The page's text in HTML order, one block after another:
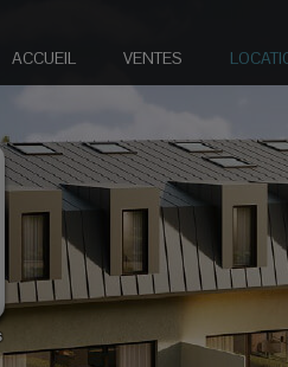
ACCUEIL VENTES